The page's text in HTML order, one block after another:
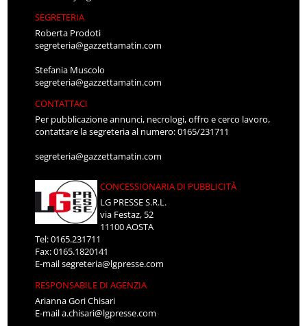
SEGRETERIA
Roberta Prodoti
segreteria@gazzettamatin.com
Stefania Muscolo
segreteria@gazzettamatin.com
CONTATTACI
Per pubblicazione annunci, necrologi, offro e cerco lavoro,
contattare la segreteria al numero: 0165/231711
segreteria@gazzettamatin.com
CONCESSIONARIA DI PUBBLICITÀ
LG PRESSE S.R.L.
via Festaz, 52
11100 AOSTA
Tel: 0165.231711
Fax: 0165.1820141
E-mailsegreteria@lgpresse.com
RESPONSABILE DI AGENZIA
Arianna Gori Chisari
E-maila.chisari@lgpresse.com